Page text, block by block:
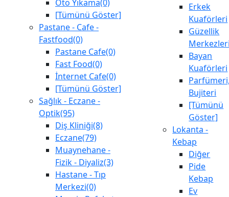
Oto Yıkama(0)
[Tümünü Göster]
Pastane - Cafe -
Fastfood(0)
Pastane Cafe(0)
Fast Food(0)
İnternet Cafe(0)
[Tümünü Göster]
Sağlık - Eczane -
Optik(95)
Diş Kliniği(8)
Eczane(79)
Muaynehane -
Fizik - Diyaliz(3)
Hastane - Tıp
Merkezi(0)
Erkek
Kuaförleri
Güzellik
Bayan
Kuaförleri
Bujiteri
[Tümünü
Göster]
Lokanta -
Kebap
Diğer
Pide
Kebap
Ev